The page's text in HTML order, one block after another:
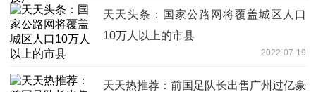
天天头条：国家公路网将覆盖城区人口
10万人以上的市县
2022-07-19
天天热推荐：前国足队长出售广州过亿豪